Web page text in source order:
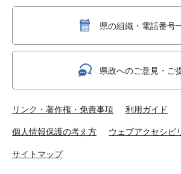
県の組織・電話番号
県政へのご意見・ご
リンク・著作権・免責事項 利用ガイド
個人情報保護の考え方 ウェブアクセシビ
サイトマップ